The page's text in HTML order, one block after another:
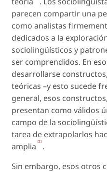
parecen compartir una
como analistas
dedicados a la
sociolingüísticos y
ser comprendidos. En
desarrollarse
teóricas –y esto sucede
general, esos
presentan como válidos
campo de la
tarea de extrapolarlos
amplia [2] .
Sin embargo, esos otros